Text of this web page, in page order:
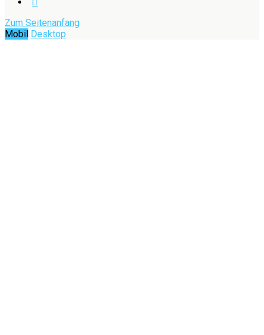
Zum Seitenanfang
Mobil Desktop